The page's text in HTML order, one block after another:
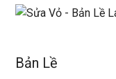
Bản Lề